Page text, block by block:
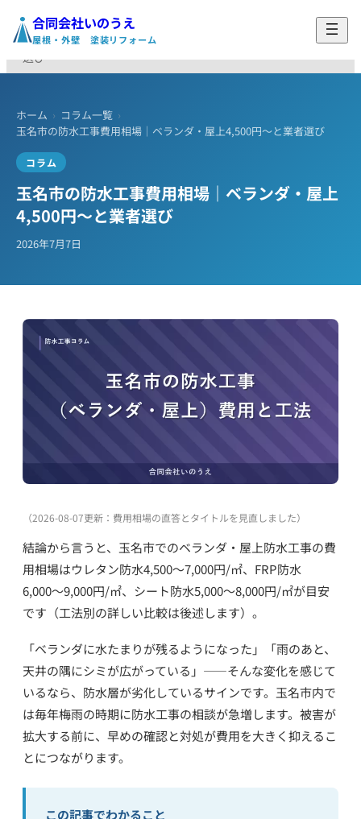
合同会社いのうえ
屋根・外壁 塗装リフォーム
ホーム › コラム ›
玉名市の防水工事費用相場｜ベランダ・屋上4,500円〜と業者
選び
ホーム › コラム一覧 ›
玉名市の防水工事費用相場｜ベランダ・屋上4,500円〜と業者選び
コラム
玉名市の防水工事費用相場｜ベランダ・屋上
4,500円〜と業者選び
2026年7月7日
（2026-08-07更新：費用相場の直答とタイトルを見直しました）
結論から言うと、玉名市でのベランダ・屋上防水工事の費
用相場はウレタン防水4,500〜7,000円/㎡、FRP防水
6,000〜9,000円/㎡、シート防水5,000〜8,000円/㎡が目安
です（工法別の詳しい比較は後述します）。
「ベランダに水たまりが残るようになった」「雨のあと、
天井の隅にシミが広がっている」——そんな変化を感じて
いるなら、防水層が劣化しているサインです。玉名市内で
は毎年梅雨の時期に防水工事の相談が急増します。被害が
拡大する前に、早めの確認と対処が費用を大きく抑えるこ
とにつながります。
この記事でわかること